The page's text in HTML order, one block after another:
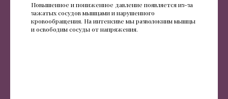
Повышенное и пониженное давление появляется из-за
зажатых сосудов мышцами и нарушенного
кровообращения. На интенсиве мы разволокним мышцы
и освободим сосуды от напряжения.